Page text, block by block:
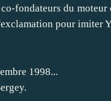
fondateurs du
pour imiter
1998...